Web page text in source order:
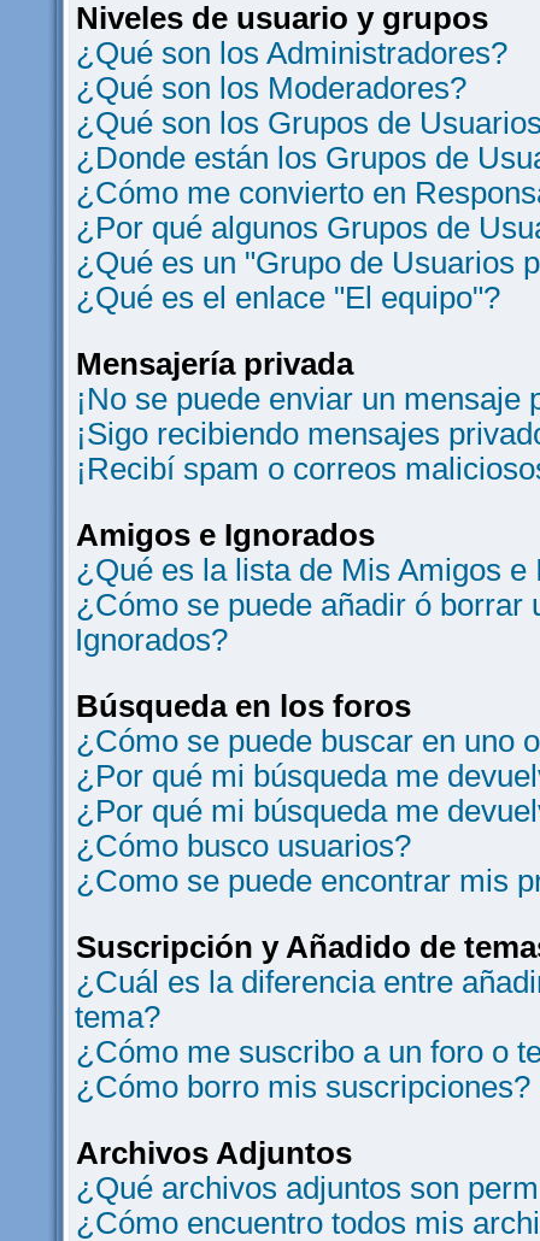
Niveles de usuario y grupos
¿Qué son los Administradores?
¿Qué son los Moderadores?
¿Qué son los Grupos de
¿Donde están los Grupos de
¿Cómo me convierto en
¿Por qué algunos Grupos de
¿Qué es un "Grupo de Usuarios
¿Qué es el enlace "El equipo"?
Mensajería privada
¡No se puede enviar un mensaje
¡Sigo recibiendo mensajes
¡Recibí spam o correos
Amigos e Ignorados
¿Qué es la lista de Mis Amigos e
¿Cómo se puede añadir ó borrar
Ignorados?
Búsqueda en los foros
¿Cómo se puede buscar en uno
¿Por qué mi búsqueda me
¿Por qué mi búsqueda me
¿Cómo busco usuarios?
¿Como se puede encontrar mis
Suscripción y Añadido de
¿Cuál es la diferencia entre
tema?
¿Cómo me suscribo a un foro o
¿Cómo borro mis suscripciones?
Archivos Adjuntos
¿Qué archivos adjuntos son
¿Cómo encuentro todos mis